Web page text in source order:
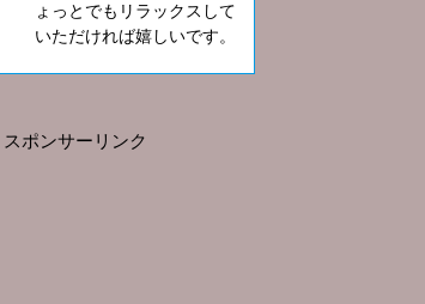
ょっとでもリラックスして
いただければ嬉しいです。
スポンサーリンク